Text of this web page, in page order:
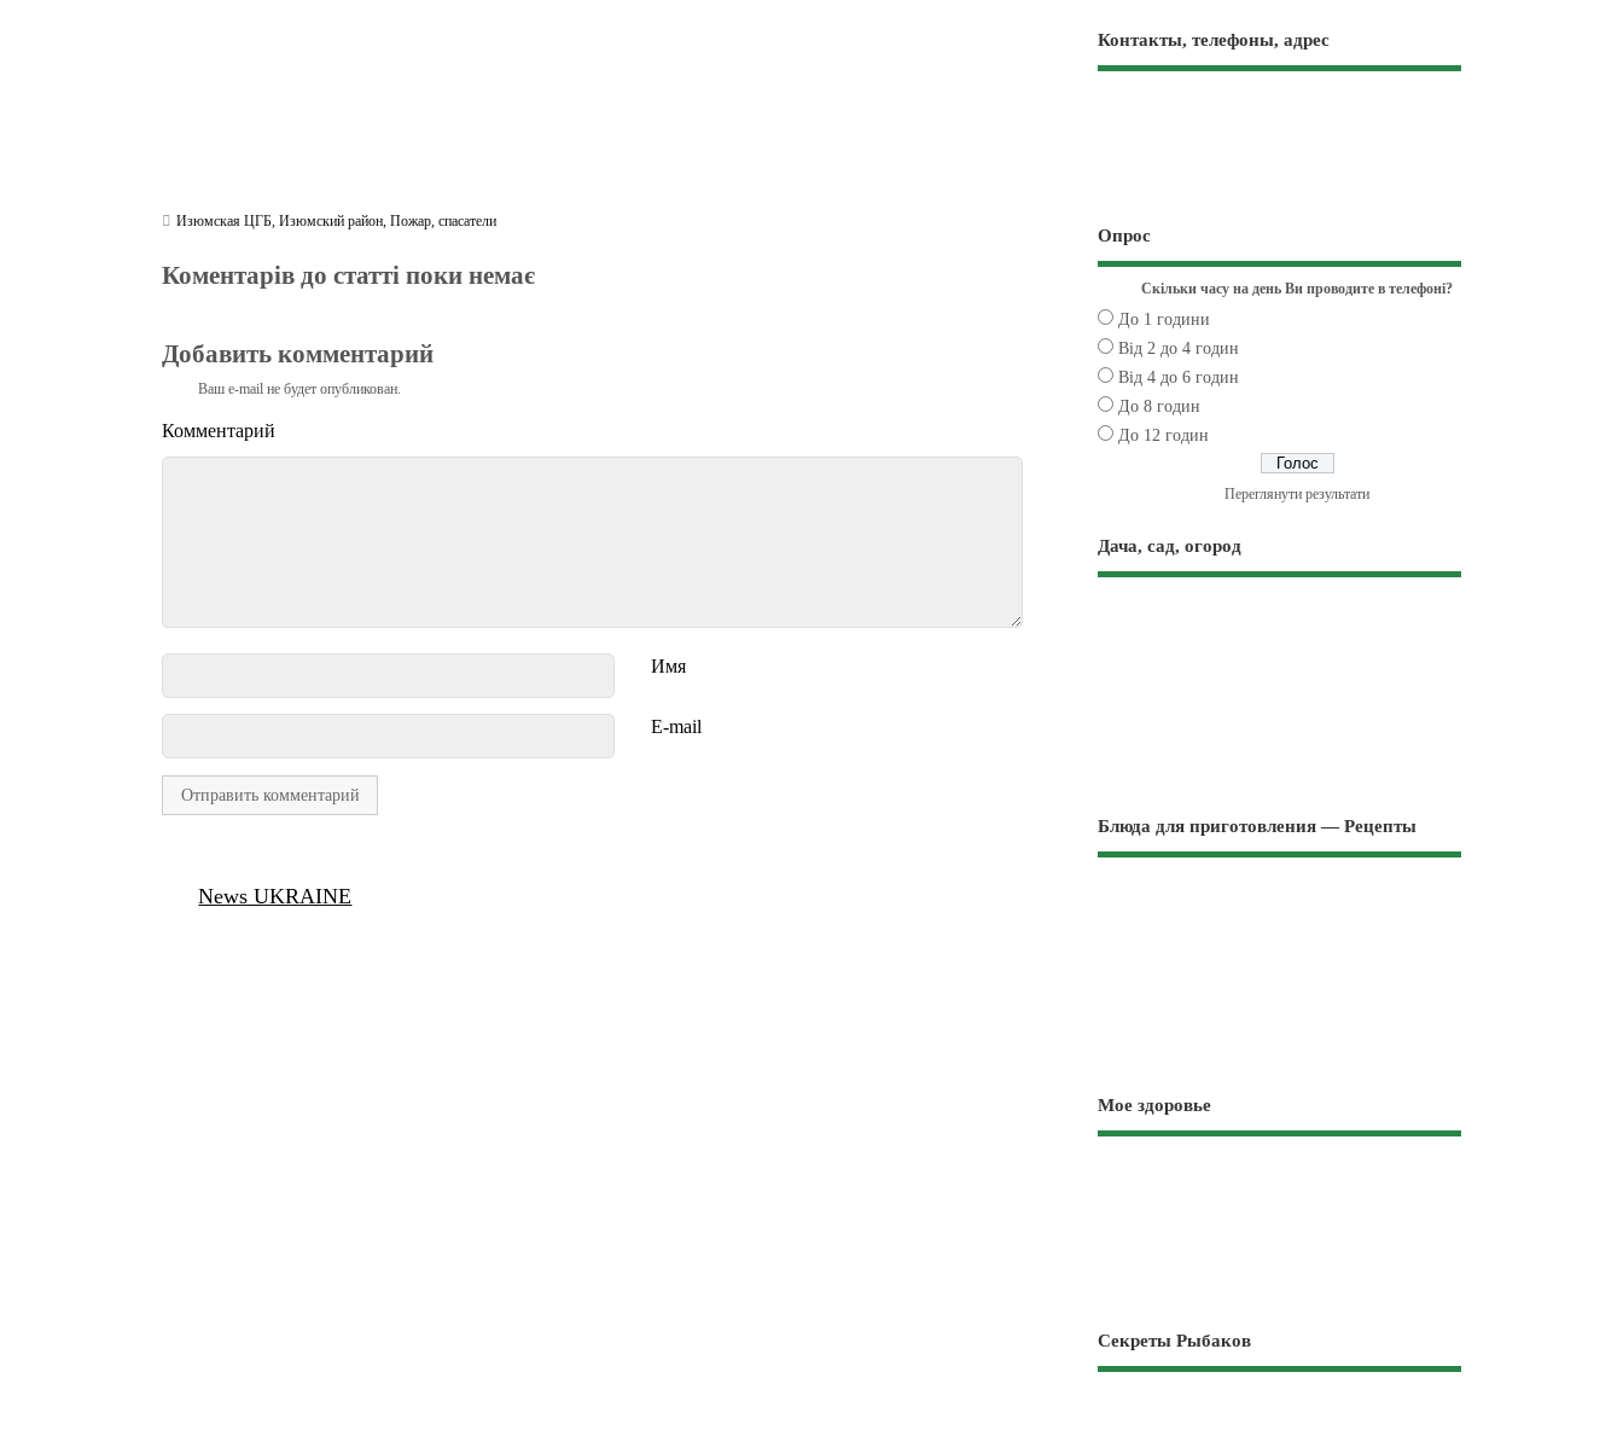
Изюмская ЦГБ,Изюмский район,Пожар,спасатели
Коментарів до статті поки немає
Добавить комментарий
Ваш e-mail не будет опубликован.
Комментарий
Имя
E-mail
News UKRAINE
Контакты, телефоны, адрес
Опрос
Скільки часу на день Ви проводите в телефоні?
До 1 години
Від 2 до 4 годин
Від 4 до 6 годин
До 8 годин
До 12 годин
Переглянути результати
Дача, сад, огород
Блюда для приготовления — Рецепты
Мое здоровье
Секреты Рыбаков